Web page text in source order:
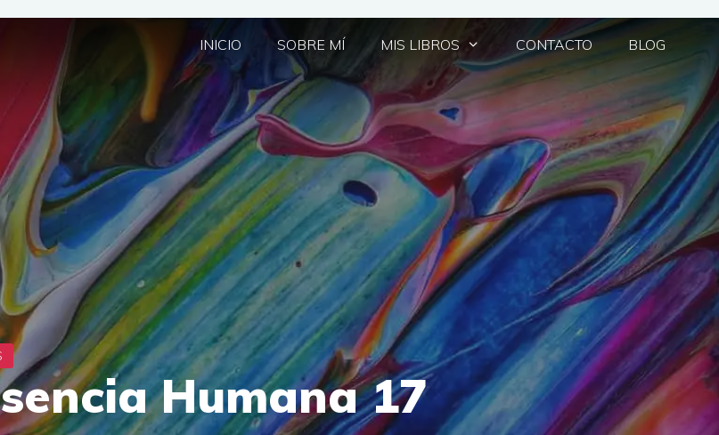
INICIO SOBRE MÍ MIS LIBROS CONTACTO BLOG
Humana 17